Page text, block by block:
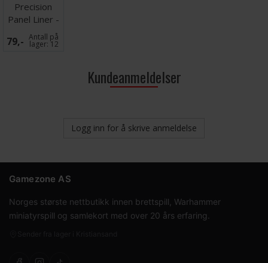
Precision
Panel Liner -
Light Grey
30ml
79,- Antall på
lager: 12
Kundeanmeldelser
Logg inn for å skrive anmeldelse
Gamezone AS
Norges største nettbutikk innen brettspill, Warhammer
miniatyrspill og samlekort med over 20 års erfaring.